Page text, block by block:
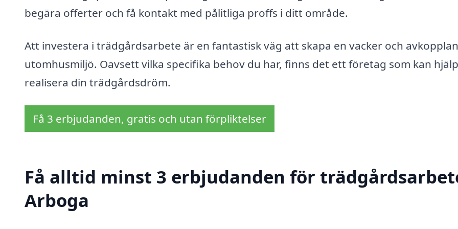
begära offerter och få kontakt med pålitliga proffs i ditt område.
Att investera i trädgårdsarbete är en fantastisk väg att skapa en vacker och
utomhusmiljö. Oavsett vilka specifika behov du har, finns det ett företag som kan
realisera din trädgårdsdröm.
Få 3 erbjudanden, gratis och utan förpliktelser
Få alltid minst 3 erbjudanden för
Arboga